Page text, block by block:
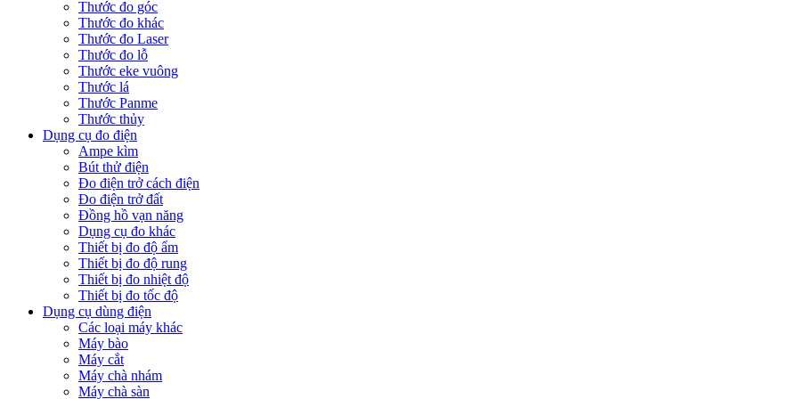
Thước đo góc
Thước đo khác
Thước đo Laser
Thước đo lỗ
Thước eke vuông
Thước lá
Thước Panme
Thước thủy
Dụng cụ đo điện
Ampe kìm
Bút thử điện
Đo điện trở cách điện
Đo điện trở đất
Đồng hồ vạn năng
Dụng cụ đo khác
Thiết bị đo độ ẩm
Thiết bị đo độ rung
Thiết bị đo nhiệt độ
Thiết bị đo tốc độ
Dụng cụ dùng điện
Các loại máy khác
Máy bào
Máy cắt
Máy chà nhám
Máy chà sàn